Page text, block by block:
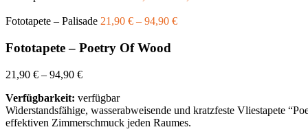
Fototapete – Palisade 21,90 € – 94,90 €
Fototapete – Poetry Of Wood
21,90 € – 94,90 €
Verfügbarkeit: verfügbar
Widerstandsfähige, wasserabweisende und kratzfeste Vliestapete
effektiven Zimmerschmuck jeden Raumes.